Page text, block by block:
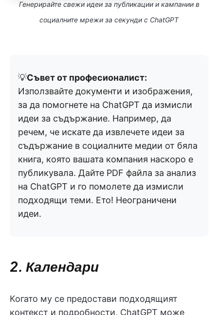
Генерирайте свежи идеи за публикации и кампании в
социалните мрежи за секунди с ChatGPT
💡Съвет от професионалист:
Използвайте документи и изображения,
за да помогнете на ChatGPT да измисли
идеи за съдържание. Например, да
речем, че искате да извлечете идеи за
съдържание в социалните медии от бяла
книга, която вашата компания наскоро е
публикувала. Дайте PDF файла за анализ
на ChatGPT и го помолете да измисли
подходящи теми. Ето! Неограничени
идеи.
2. Календари
Когато му се предостави подходящият
контекст и подробности, ChatGPT може